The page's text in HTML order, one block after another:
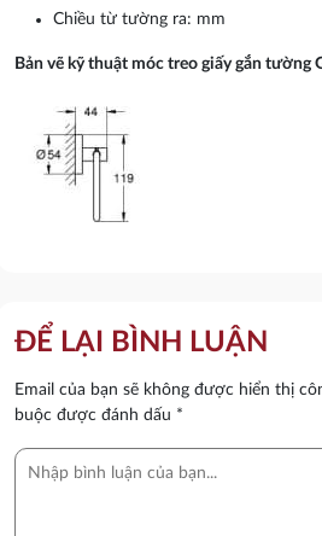
Chiều từ tường ra: mm
Bản vẽ kỹ thuật móc treo giấy gắn tường
ĐỂ LẠI BÌNH LUẬN
Email của bạn sẽ không được hiển thị
buộc được đánh dấu *